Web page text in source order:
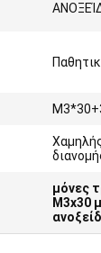
μόνες
M3x30